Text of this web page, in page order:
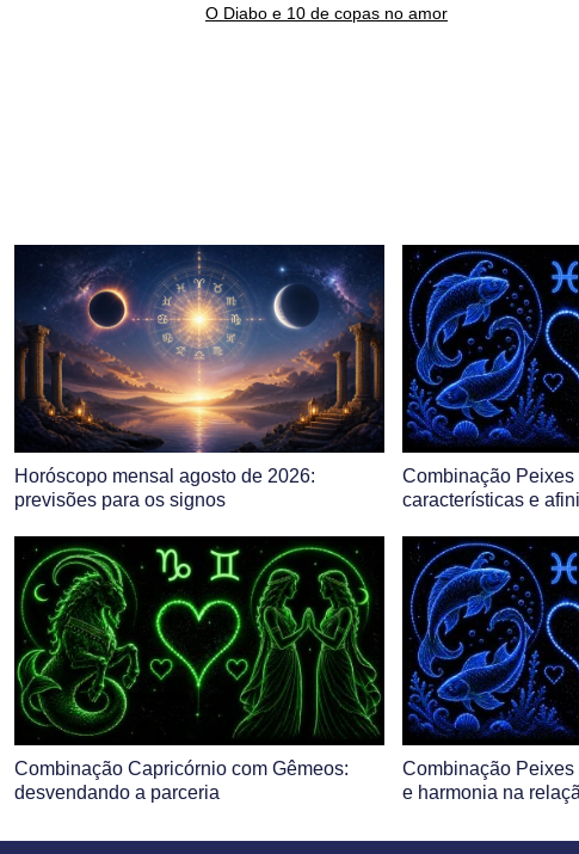
O Diabo e 10 de copas no amor
Horóscopo mensal agosto de 2026:
previsões para os signos
Combinação Peixes
características e
Combinação Capricórnio com Gêmeos:
desvendando a parceria
Combinação
e harmonia na